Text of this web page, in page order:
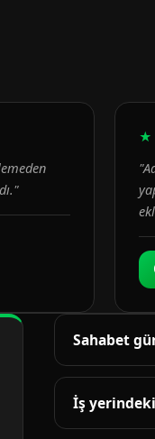
Sahabet
Güncel
denetlenir;
İş yerindeki